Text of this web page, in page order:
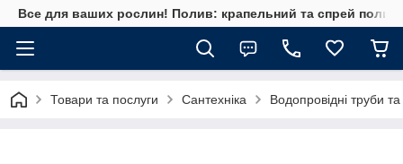
Все для ваших рослин! Полив: крапельний та спрей полив,
Товари та послуги Сантехніка Водопровідні труби